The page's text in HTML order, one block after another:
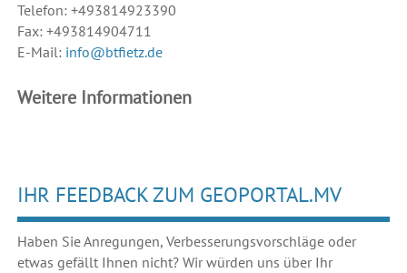
Telefon: +493814923390
Fax: +493814904711
E-Mail: info@btfietz.de
Weitere Informationen
IHR FEEDBACK ZUM GEOPORTAL.MV
Haben Sie Anregungen, Verbesserungsvorschläge oder
etwas gefällt Ihnen nicht? Wir würden uns über Ihr